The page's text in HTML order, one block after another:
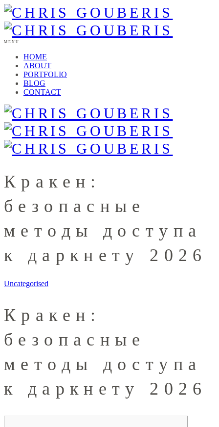
MENU
HOME
ABOUT
PORTFOLIO
BLOG
CONTACT
Кракен:
безопасные
методы доступа
к даркнету 2026
Uncategorised
Кракен:
безопасные
методы доступа
к даркнету 2026